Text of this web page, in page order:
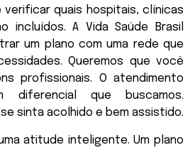
verificar quais hospitais, clínicas
incluídos. A Vida Saúde Brasil
um plano com uma rede que
Queremos que você
profissionais. O atendimento
diferencial que buscamos.
sinta acolhido e bem assistido.
atitude inteligente. Um plano